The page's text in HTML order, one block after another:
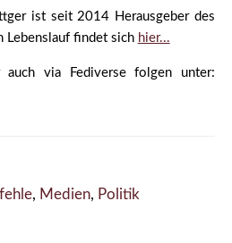
ist seit 2014 Herausgeber des
Lebenslauf findet sich hier...
via Fediverse folgen unter:
, Medien, Politik